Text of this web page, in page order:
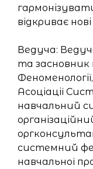
відкриває
Ведуча:
та засновник
Асоціації
навчальний
системний
навчальної